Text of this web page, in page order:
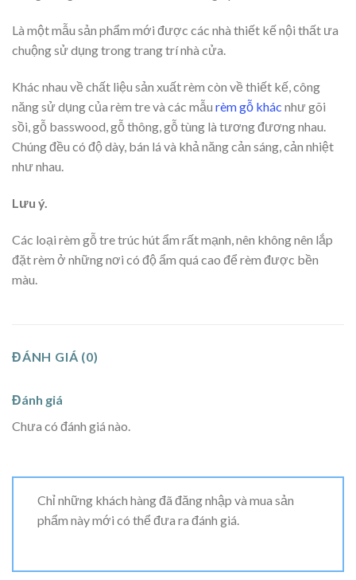
Là một mẫu sản phẩm mới được các nhà thiết kế nội thất ưa
chuộng sử dụng trong trang trí nhà cửa.
Khác nhau về chất liệu sản xuất rèm còn về thiết kế, công
năng sử dụng của rèm tre và các mẫu rèm gỗ khác như gõi
sồi, gỗ basswood, gỗ thông, gỗ tùng là tương đương nhau.
Chúng đều có độ dày, bán lá và khả năng cản sáng, cản nhiệt
như nhau.
Lưu ý.
Các loại rèm gỗ tre trúc hút ẩm rất mạnh, nên không nên lắp
đặt rèm ở những nơi có độ ẩm quá cao để rèm được bền
màu.
ĐÁNH GIÁ (0)
Đánh giá
Chưa có đánh giá nào.
Chỉ những khách hàng đã đăng nhập và mua sản
phẩm này mới có thể đưa ra đánh giá.